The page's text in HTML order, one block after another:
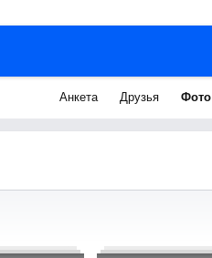
Анкета Друзья Фото